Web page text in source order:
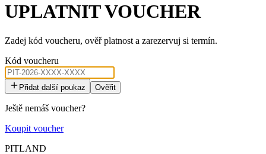
UPLATNIT VOUCHER
Zadej kód voucheru, ověř platnost a zarezervuj si termín.
Kód voucheru
Přidat další poukaz Ověřit
Ještě nemáš voucher?
Koupit voucher
PITLAND